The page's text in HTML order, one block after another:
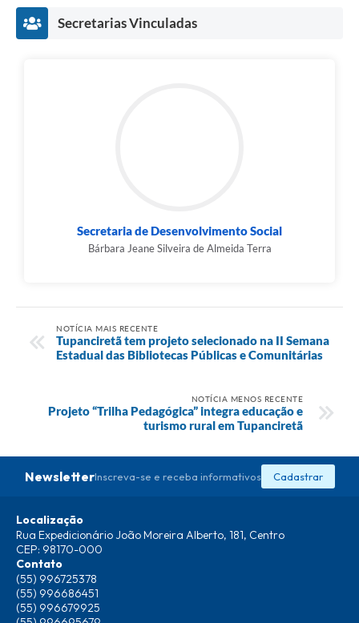
Secretarias Vinculadas
Secretaria de Desenvolvimento Social
Bárbara Jeane Silveira de Almeida Terra
NOTÍCIA MAIS RECENTE
Tupanciretã tem projeto selecionado na II Semana
Estadual das Bibliotecas Públicas e Comunitárias
NOTÍCIA MENOS RECENTE
Projeto “Trilha Pedagógica” integra educação e
turismo rural em Tupanciretã
NewsletterInscreva-se e receba informativos Cadastrar
Localização
Rua Expedicionário João Moreira Alberto, 181, Centro
CEP: 98170-000
Contato
(55) 996725378
(55) 996686451
(55) 996679925